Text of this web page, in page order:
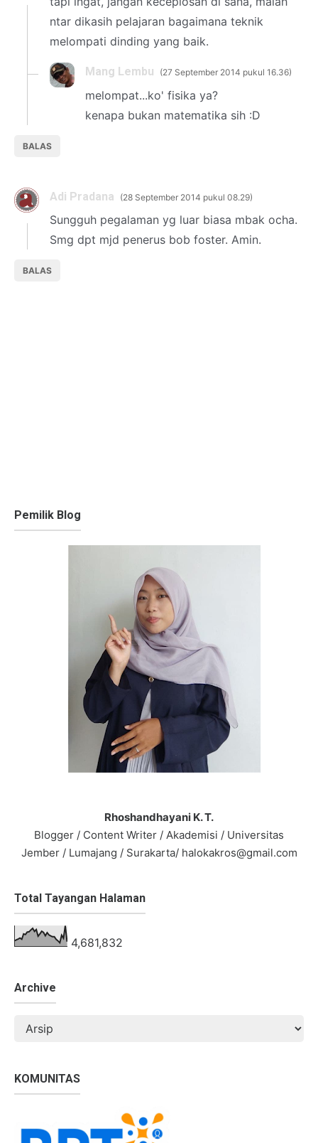
ntar dikasih pelajaran bagaimana teknik
melompati dinding yang baik.
BALAS
Mang Lembu 27 September 2014 pukul 16.36
melompat...ko' fisika ya?
kenapa bukan matematika sih :D
Adi Pradana 28 September 2014 pukul 08.29
Sungguh pegalaman yg luar biasa mbak ocha.
Smg dpt mjd penerus bob foster. Amin.
BALAS
Pemilik Blog
Rhoshandhayani K. T.
Blogger / Content Writer / Akademisi / Universitas
Jember / Lumajang / Surakarta/ halokakros@gmail.com
Total Tayangan Halaman
4,681,832
Archive
KOMUNITAS